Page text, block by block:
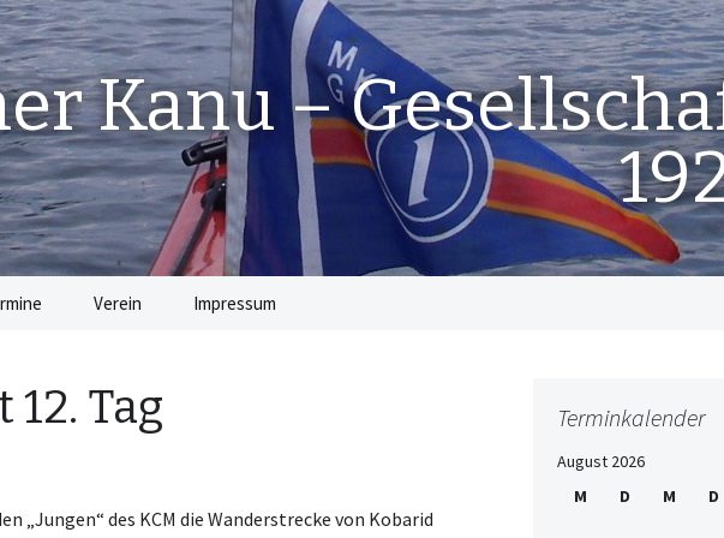
Kanu –
Verein
Beiträge
Jugendordnung
Impressum
Tag
„Jungen“ des KCM die Wanderstrecke von Kobarid
Terminkalender
August 2026
M
D M D